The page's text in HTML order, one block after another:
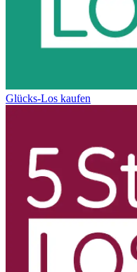
Glücks-Los kaufen